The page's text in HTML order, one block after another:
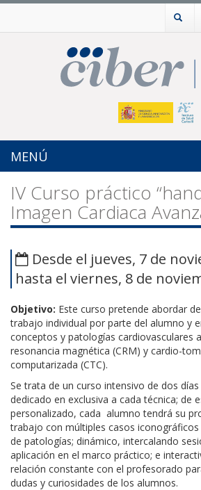
MENÚ
IV Curso práctico
Imagen Cardiaca
Desde el jueves, 7 de
hasta el viernes, 8 de
Objetivo: Este curso pretende abordar
trabajo individual por parte del alumno y
conceptos y patologías cardiovasculares
resonancia magnética (CRM) y cardio-
computarizada (CTC).
Se trata de un curso intensivo de dos
dedicado en exclusiva a cada técnica; de
personalizado, cada alumno tendrá su
trabajo con múltiples casos
de patologías; dinámico, intercalando
aplicación en el marco práctico; e
relación constante con el profesorado
dudas y curiosidades de los alumnos.